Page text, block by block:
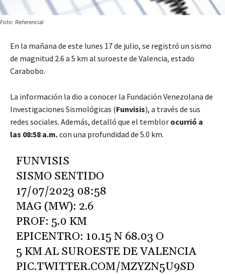
Foto: Referencial
En la mañana de este lunes 17 de julio, se registró un sismo
de magnitud 2.6 a 5 km al suroeste de Valencia, estado
Carabobo.
La información la dio a conocer la Fundación Venezolana de
Investigaciones Sismológicas (Funvisis), a través de sus
redes sociales. Además, detalló que el temblor ocurrió a
las 08:58 a.m.con una profundidad de 5.0 km.
FUNVISIS
SISMO SENTIDO
17/07/2023 08:58
MAG (MW): 2.6
PROF: 5.0 KM
EPICENTRO: 10.15 N 68.03 O
5 KM AL SUROESTE DE VALENCIA
PIC.TWITTER.COM/MZYZN5U9SD